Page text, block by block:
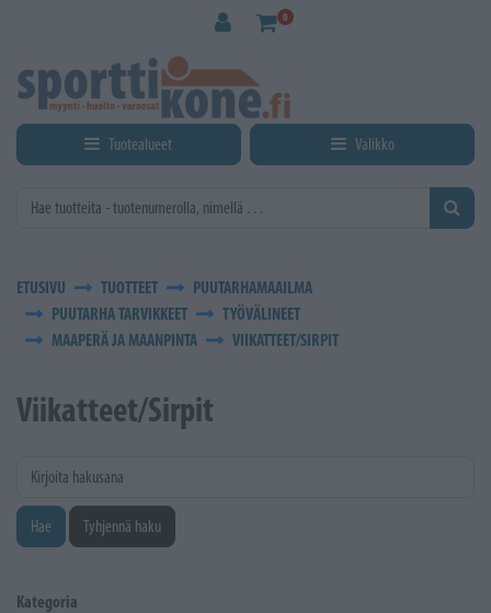
0
Tuotealueet Valikko
ETUSIVU TUOTTEET
PUUTARHAMAAILMA
PUUTARHA TARVIKKEET
TYÖVÄLINEET
MAAPERÄ JA MAANPINTA
VIIKATTEET/SIRPIT
Viikatteet/Sirpit
Kirjoita hakusana
Hae Tyhjennä haku
Kategoria